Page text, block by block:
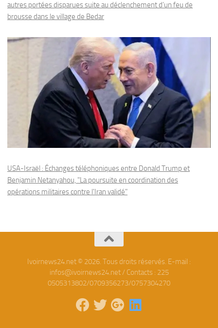
autres portées disparues suite au déclenchement d’un feu de
brousse dans le village de Bedar
USA-Israël : Échanges téléphoniques entre Donald Trump et
Benjamin Netanyahou, "La poursuite en coordination des
opérations militaires contre l'Iran validé"
Ivoirnews24.net © 2026. Tous droits réservés. E-mail :
infos@ivoirnews24.net / Contacts : 225
0505313802/0709356273/0757304270